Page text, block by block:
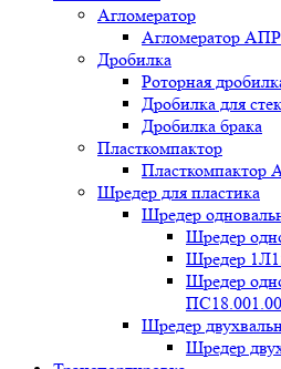
Агломератор
Агломератор АПР
Дробилка
Роторная
Дробилка для
Дробилка брака
Пласткомпактор
Пласткомпактор
Шредер для пластика
Шредер
Шредер
Шредер
Шредер
Шредер
Шредер